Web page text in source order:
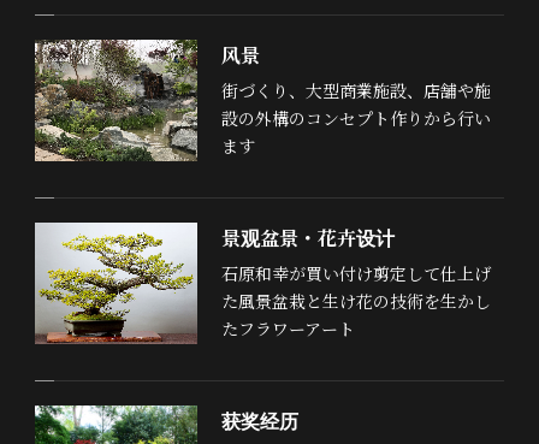
风景
街づくり、大型商業施設、店舗や施
設の外構のコンセプト作りから行い
ます
景观盆景・花卉设计
石原和幸が買い付け剪定して仕上げ
た風景盆栽と生け花の技術を生かし
たフラワーアート
获奖经历